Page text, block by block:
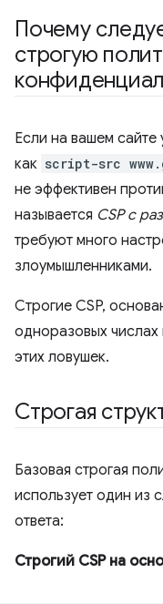
Почему
строгую
Если на вашем сайте
как script-src
не эффективен
называется CSP с
требуют много
злоумышленниками.
Строгие CSP,
одноразовых
этих ловушек.
Строгая
Базовая строгая
использует один из
ответа:
Строгий CSP на